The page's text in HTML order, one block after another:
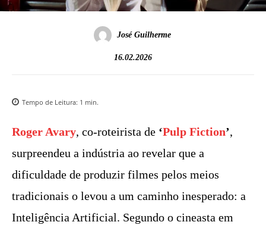
José Guilherme
16.02.2026
Tempo de Leitura: 1 min.
Roger Avary, co-roteirista de ‘Pulp Fiction’,
surpreendeu a indústria ao revelar que a
dificuldade de produzir filmes pelos meios
tradicionais o levou a um caminho inesperado: a
Inteligência Artificial. Segundo o cineasta em